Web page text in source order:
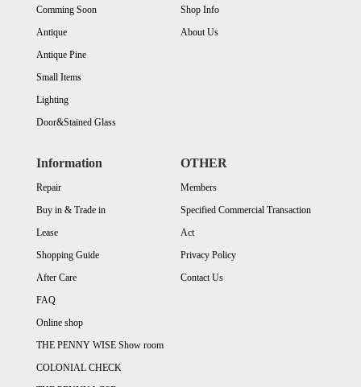
Comming Soon
Antique
Antique Pine
Small Items
Lighting
Door&Stained Glass
Shop Info
About Us
Information
Repair
Buy in & Trade in
Lease
Shopping Guide
After Care
FAQ
Online shop
THE PENNY WISE Show room
COLONIAL CHECK
OTHER
Members
Specified Commercial Transaction
Act
Privacy Policy
Contact Us